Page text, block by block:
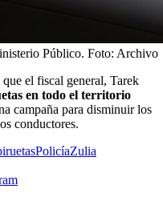
Público. Foto: Archivo
el fiscal general, Tarek
en todo el territorio
campaña para disminuir los
conductores.
PolicíaZulia